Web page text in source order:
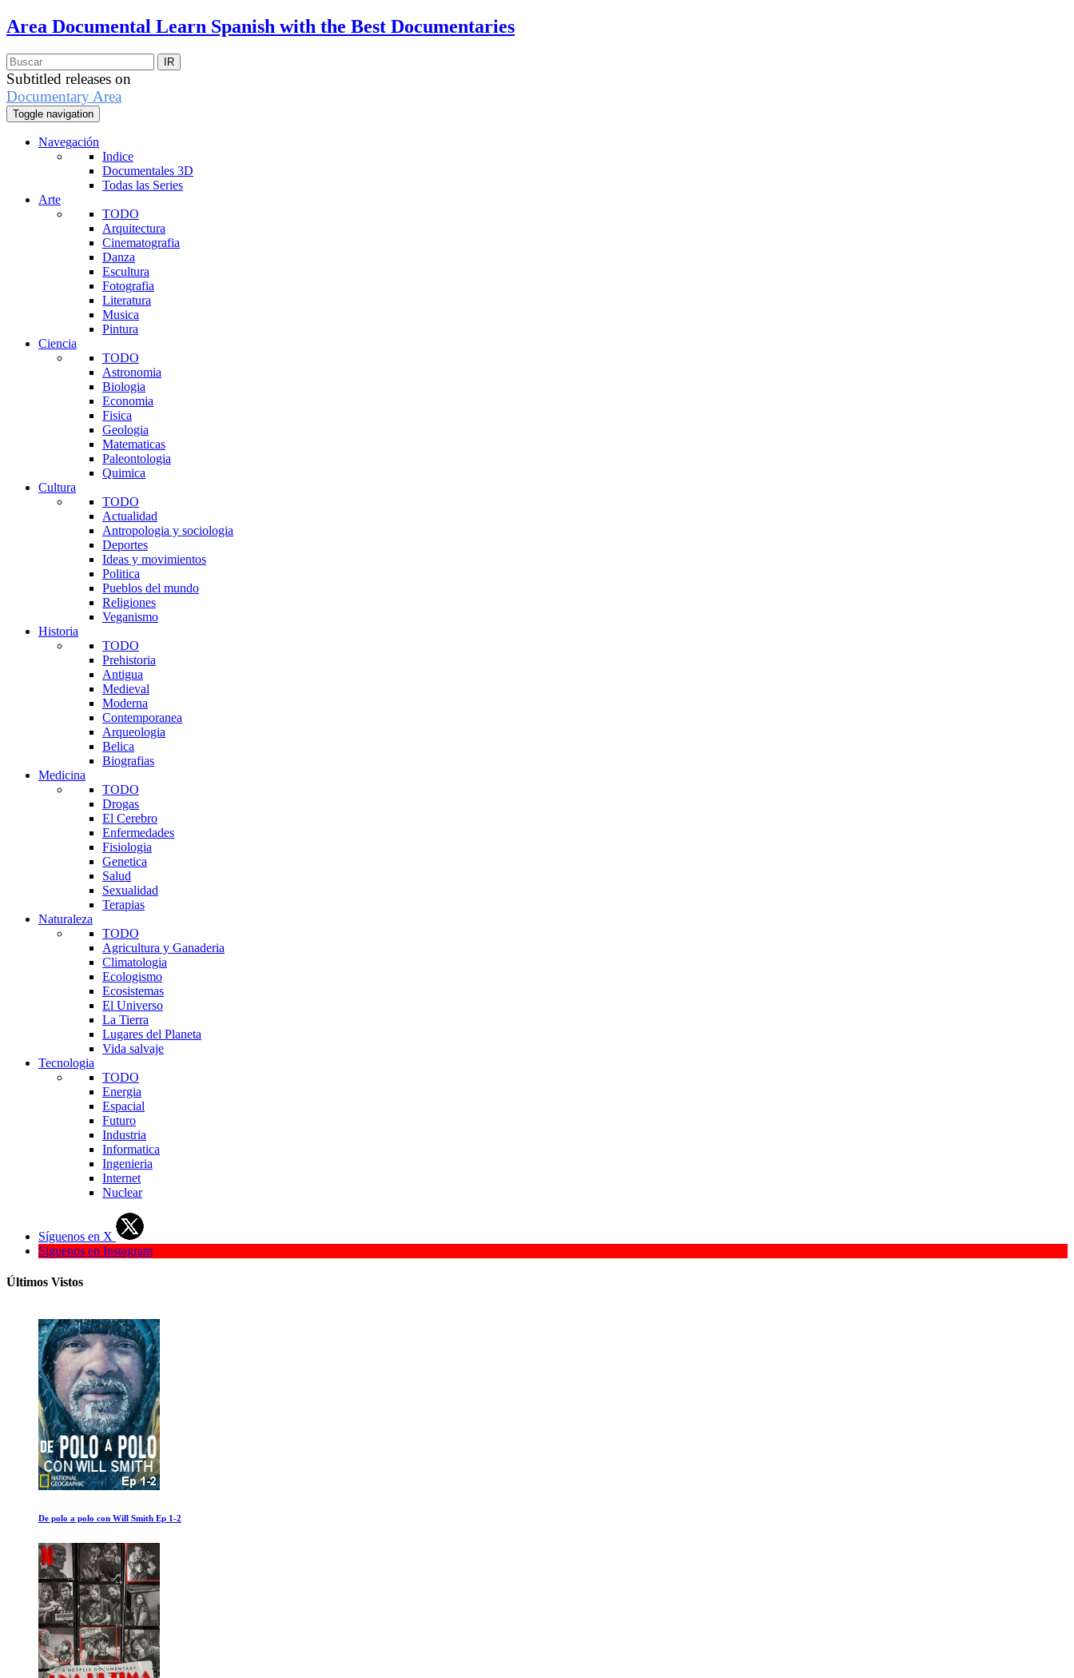
Area Documental Learn Spanish with the Best Documentaries
Subtitled releases on
Documentary Area
Toggle navigation
Navegación
Indice
Documentales 3D
Todas las Series
Arte
TODO
Arquitectura
Cinematografia
Danza
Escultura
Fotografia
Literatura
Musica
Pintura
Ciencia
TODO
Astronomia
Biologia
Economia
Fisica
Geologia
Matematicas
Paleontologia
Quimica
Cultura
TODO
Actualidad
Antropologia y sociologia
Deportes
Ideas y movimientos
Politica
Pueblos del mundo
Religiones
Veganismo
Historia
TODO
Prehistoria
Antigua
Medieval
Moderna
Contemporanea
Arqueologia
Belica
Biografias
Medicina
TODO
Drogas
El Cerebro
Enfermedades
Fisiologia
Genetica
Salud
Sexualidad
Terapias
Naturaleza
TODO
Agricultura y Ganaderia
Climatologia
Ecologismo
Ecosistemas
El Universo
La Tierra
Lugares del Planeta
Vida salvaje
Tecnologia
TODO
Energia
Espacial
Futuro
Industria
Informatica
Ingenieria
Internet
Nuclear
Síguenos en X
Síguenos en Instagram
Últimos Vistos
The Culture High